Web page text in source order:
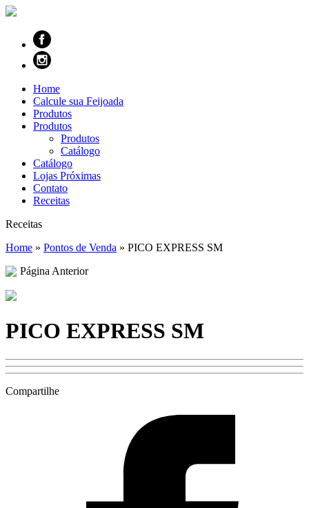
Home
Calcule sua Feijoada
Produtos
Produtos
Produtos
Catálogo
Catálogo
Lojas Próximas
Contato
Receitas
Receitas
Home » Pontos de Venda » PICO EXPRESS SM
Página Anterior
PICO EXPRESS SM
Compartilhe